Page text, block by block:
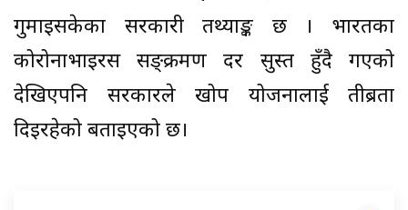
गुमाइसकेका सरकारी तथ्याङ्क छ । भारतका
कोरोनाभाइरस सङ्क्रमण दर सुस्त हुँदै गएको
देखिएपनि सरकारले खोप योजनालाई तीब्रता
दिइरहेको बताइएको छ।